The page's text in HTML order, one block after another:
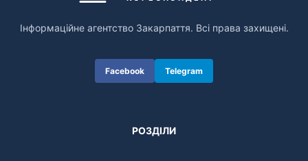
Інформаційне агентство Закарпаття. Всі права захищені.
Facebook Telegram
РОЗДІЛИ